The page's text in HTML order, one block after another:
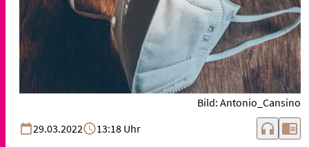
Bild: Antonio_Cansino
29.03.2022
13:18 Uhr headphones chrome_reader_mode